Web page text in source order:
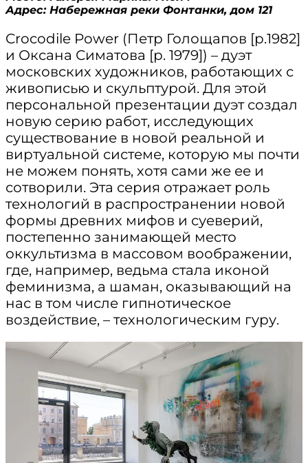
Адрес: Набережная реки Фонтанки, дом 121
Crocodile Power (Петр Голощапов [р.1982]
и Оксана Симатова [р. 1979]) – дуэт
московских художников, работающих с
живописью и скульптурой. Для этой
персональной презентации дуэт создал
новую серию работ, исследующих
существование в новой реальной и
виртуальной системе, которую мы почти
не можем понять, хотя сами же ее и
сотворили. Эта серия отражает роль
технологий в распространении новой
формы древних мифов и суеверий,
постепенно занимающей место
оккультизма в массовом воображении,
где, например, ведьма стала иконой
феминизма, а шаман, оказывающий на
нас в том числе гипнотическое
воздействие, – технологическим гуру.